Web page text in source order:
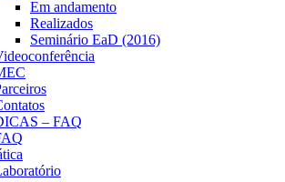
Em andamento
Realizados
Seminário EaD (2016)
– FAQ